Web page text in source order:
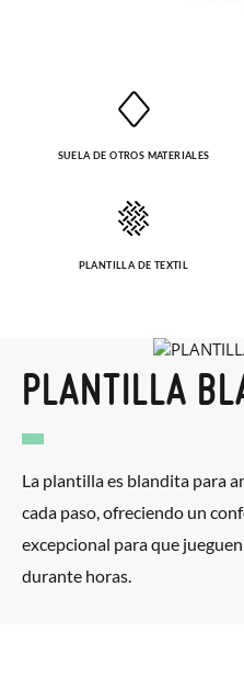
SUELA DE OTROS MATERIALES
PLANTILLA DE TEXTIL
PLANTILLA
La plantilla es blandita para
cada paso, ofreciendo un
excepcional para que
durante horas.